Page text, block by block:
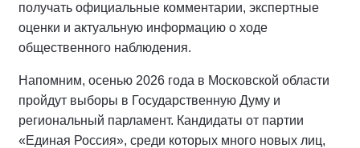
получать официальные комментарии, экспертные
оценки и актуальную информацию о ходе
общественного наблюдения.
Напомним, осенью 2026 года в Московской области
пройдут выборы в Государственную Думу и
региональный парламент. Кандидаты от партии
«Единая Россия», среди которых много новых лиц,